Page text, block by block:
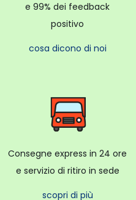
e 99% dei feedback
positivo
cosa dicono di noi
Consegne express in 24 ore
e servizio di ritiro in sede
scopri di più